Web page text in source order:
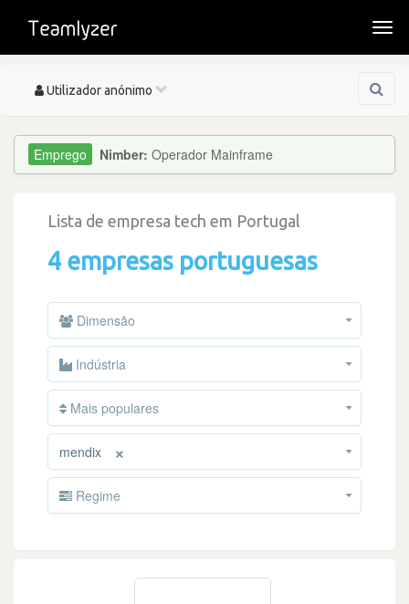
Toggle
Utilizador anónimo
Nimber: Operador Mainframe
Lista de empresa tech em Portugal
4 empresas portuguesas
Dimensão
Indústria
Mais populares
×
mendix
Regime